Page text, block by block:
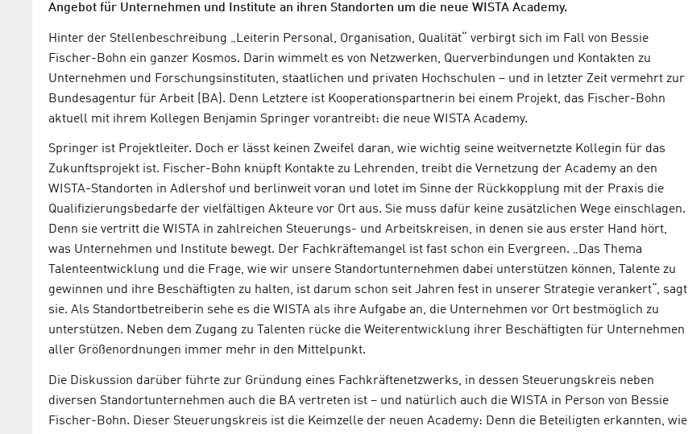
Angebot für Unternehmen und Institute an ihren Standorten um die neue WISTA Academy.
Hinter der Stellenbeschreibung „Leiterin Personal, Organisation, Qualität“ verbirgt sich im Fall von Bessie
Fischer-Bohn ein ganzer Kosmos. Darin wimmelt es von Netzwerken, Querverbindungen und Kontakten zu
Unternehmen und Forschungsinstituten, staatlichen und privaten Hochschulen – und in letzter Zeit vermehrt zur
Bundesagentur für Arbeit (BA). Denn Letztere ist Kooperationspartnerin bei einem Projekt, das Fischer-Bohn
aktuell mit ihrem Kollegen Benjamin Springer vorantreibt: die neue WISTA Academy.
Springer ist Projektleiter. Doch er lässt keinen Zweifel daran, wie wichtig seine weitvernetzte Kollegin für das
Zukunftsprojekt ist. Fischer-Bohn knüpft Kontakte zu Lehrenden, treibt die Vernetzung der Academy an den
WISTA-Standorten in Adlershof und berlinweit voran und lotet im Sinne der Rückkopplung mit der Praxis die
Qualifizierungsbedarfe der vielfältigen Akteure vor Ort aus. Sie muss dafür keine zusätzlichen Wege einschlagen.
Denn sie vertritt die WISTA in zahlreichen Steuerungs- und Arbeitskreisen, in denen sie aus erster Hand hört,
was Unternehmen und Institute bewegt. Der Fachkräftemangel ist fast schon ein Evergreen. „Das Thema
Talenteentwicklung und die Frage, wie wir unsere Standortunternehmen dabei unterstützen können, Talente zu
gewinnen und ihre Beschäftigten zu halten, ist darum schon seit Jahren fest in unserer Strategie verankert“, sagt
sie. Als Standortbetreiberin sehe es die WISTA als ihre Aufgabe an, die Unternehmen vor Ort bestmöglich zu
unterstützen. Neben dem Zugang zu Talenten rücke die Weiterentwicklung ihrer Beschäftigten für Unternehmen
aller Größenordnungen immer mehr in den Mittelpunkt.
Die Diskussion darüber führte zur Gründung eines Fachkräftenetzwerks, in dessen Steuerungskreis neben
diversen Standortunternehmen auch die BA vertreten ist – und natürlich auch die WISTA in Person von Bessie
Fischer-Bohn. Dieser Steuerungskreis ist die Keimzelle der neuen Academy: Denn die Beteiligten erkannten, wie